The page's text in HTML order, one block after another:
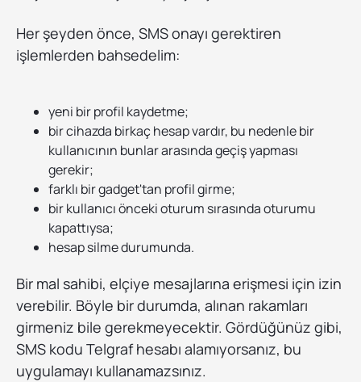
Her şeyden önce, SMS onayı gerektiren
işlemlerden bahsedelim:
yeni bir profil kaydetme;
bir cihazda birkaç hesap vardır, bu nedenle bir
kullanıcının bunlar arasında geçiş yapması
gerekir;
farklı bir gadget'tan profil girme;
bir kullanıcı önceki oturum sırasında oturumu
kapattıysa;
hesap silme durumunda.
Bir mal sahibi, elçiye mesajlarına erişmesi için izin
verebilir. Böyle bir durumda, alınan rakamları
girmeniz bile gerekmeyecektir. Gördüğünüz gibi,
SMS kodu Telgraf hesabı alamıyorsanız, bu
uygulamayı kullanamazsınız.